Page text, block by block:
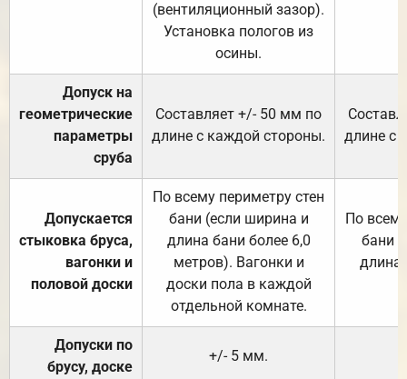
(вентиляционный зазор).
Установка пологов из
осины.
Допуск на
геометрические
параметры
сруба
Составляет +/- 50 мм по
длине с каждой стороны.
длине с
Допускается
стыковка бруса,
вагонки и
половой доски
По всему периметру стен
бани (если ширина и
длина бани более 6,0
метров). Вагонки и
доски пола в каждой
отдельной комнате.
По
бани
длина
Допуски по
брусу, доске
+/- 5 мм.